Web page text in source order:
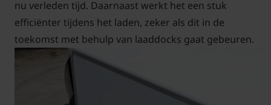
nu verleden tijd. Daarnaast werkt het een stuk
efficiënter tijdens het laden, zeker als dit in de
toekomst met behulp van laaddocks gaat gebeuren.